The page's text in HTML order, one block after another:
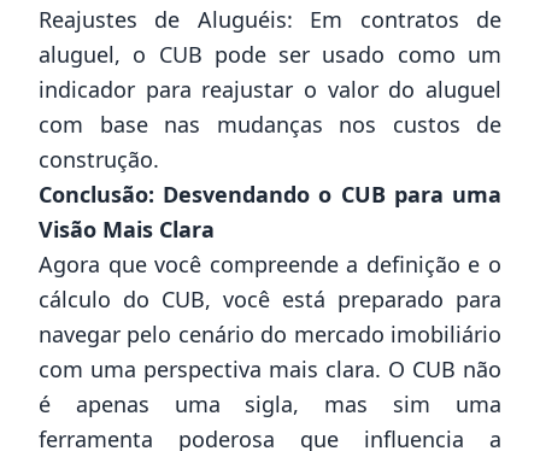
Reajustes de Aluguéis: Em contratos de
aluguel, o CUB pode ser usado como um
indicador para reajustar o valor do aluguel
com base nas mudanças nos custos de
construção.
Conclusão: Desvendando o CUB para uma
Visão Mais Clara
Agora que você compreende a definição e o
cálculo do CUB, você está preparado para
navegar pelo cenário do mercado imobiliário
com uma perspectiva mais clara. O CUB não
é apenas uma sigla, mas sim uma
ferramenta poderosa que influencia a